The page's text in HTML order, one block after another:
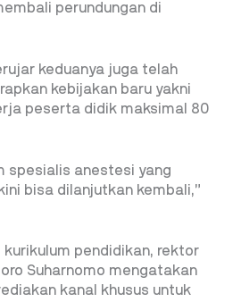
perundungan di
keduanya juga telah
kebijakan baru yakni
peserta didik maksimal 80
spesialis anestesi yang
bisa dilanjutkan kembali,”
pendidikan, rektor
Suharnomo mengatakan
kanal khusus untuk